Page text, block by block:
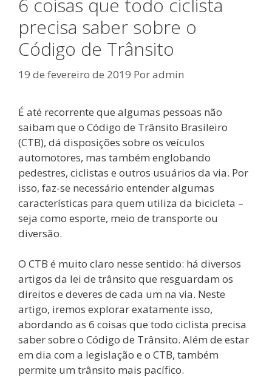
6 coisas que todo ciclista
precisa saber sobre o
Código de Trânsito
19 de fevereiro de 2019 Poradmin
É até recorrente que algumas pessoas não
saibam que o Código de Trânsito Brasileiro
(CTB), dá disposições sobre os veículos
automotores, mas também englobando
pedestres, ciclistas e outros usuários da via. Por
isso, faz-se necessário entender algumas
características para quem utiliza da bicicleta –
seja como esporte, meio de transporte ou
diversão.
O CTB é muito claro nesse sentido: há diversos
artigos da lei de trânsito que resguardam os
direitos e deveres de cada um na via. Neste
artigo, iremos explorar exatamente isso,
abordando as 6 coisas que todo ciclista precisa
saber sobre o Código de Trânsito. Além de estar
em dia com a legislação e o CTB, também
permite um trânsito mais pacífico.